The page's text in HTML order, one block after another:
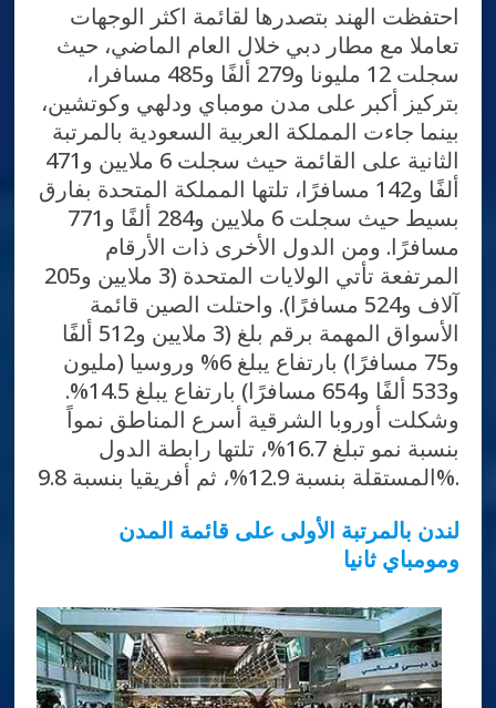
احتفظت الهند بتصدرها لقائمة اكثر الوجهات
تعاملا مع مطار دبي خلال العام الماضي، حيث
سجلت 12 مليونا و279 ألفًا و485 مسافرا،
بتركيز أكبر على مدن مومباي ودلهي وكوتشين،
بينما جاءت المملكة العربية السعودية بالمرتبة
الثانية على القائمة حيث سجلت 6 ملايين و471
ألفًا و142 مسافرًا، تلتها المملكة المتحدة بفارق
بسيط حيث سجلت 6 ملايين و284 ألفًا و771
مسافرًا. ومن الدول الأخرى ذات الأرقام
المرتفعة تأتي الولايات المتحدة (3 ملايين و205
آلاف و524 مسافرًا). واحتلت الصين قائمة
الأسواق المهمة برقم بلغ (3 ملايين و512 ألفًا
و75 مسافرًا) بارتفاع يبلغ 6% وروسيا (مليون
و533 ألفًا و654 مسافرًا) بارتفاع يبلغ 14.5%.
وشكلت أوروبا الشرقية أسرع المناطق نمواً
بنسبة نمو تبلغ 16.7%، تلتها رابطة الدول
المستقلة بنسبة 12.9%، ثم أفريقيا بنسبة 9.8%.
لندن بالمرتبة الأولى على قائمة المدن
ومومباي ثانيا